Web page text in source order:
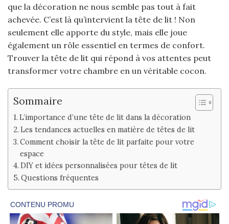
que la décoration ne nous semble pas tout à fait
achevée. C’est là qu’intervient la tête de lit ! Non
seulement elle apporte du style, mais elle joue
également un rôle essentiel en termes de confort.
Trouver la tête de lit qui répond à vos attentes peut
transformer votre chambre en un véritable cocon.
Sommaire
L’importance d’une tête de lit dans la décoration
Les tendances actuelles en matière de têtes de lit
Comment choisir la tête de lit parfaite pour votre
espace
DIY et idées personnalisées pour têtes de lit
Questions fréquentes